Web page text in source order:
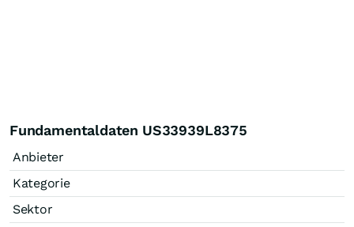
Fundamentaldaten US33939L8375
Anbieter
Kategorie
Sektor